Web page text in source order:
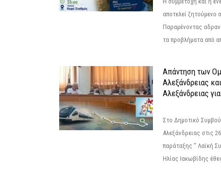
αποτελεί ζητούμενο
Παραμένοντας
τα προβλήματα από
Απάντηση των
Αλεξάνδρειας
Αλεξάνδρειας
Στο Δημοτικό
Αλεξάνδρειας στις
παράταξης " Λαϊκή
Ηλίας Ιακωβίδης